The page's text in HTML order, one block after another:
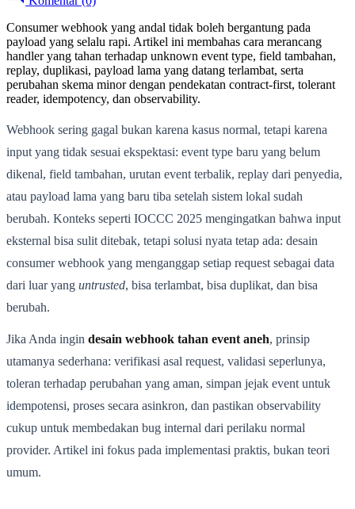
Consumer webhook yang andal tidak boleh bergantung pada
payload yang selalu rapi. Artikel ini membahas cara merancang
handler yang tahan terhadap unknown event type, field tambahan,
replay, duplikasi, payload lama yang datang terlambat, serta
perubahan skema minor dengan pendekatan contract-first, tolerant
reader, idempotency, dan observability.
Webhook sering gagal bukan karena kasus normal, tetapi karena
input yang tidak sesuai ekspektasi: event type baru yang belum
dikenal, field tambahan, urutan event terbalik, replay dari penyedia,
atau payload lama yang baru tiba setelah sistem lokal sudah
berubah. Konteks seperti IOCCC 2025 mengingatkan bahwa input
eksternal bisa sulit ditebak, tetapi solusi nyata tetap ada: desain
consumer webhook yang menganggap setiap request sebagai data
dari luar yang untrusted, bisa terlambat, bisa duplikat, dan bisa
berubah.
Jika Anda ingin desain webhook tahan event aneh, prinsip
utamanya sederhana: verifikasi asal request, validasi seperlunya,
toleran terhadap perubahan yang aman, simpan jejak event untuk
idempotensi, proses secara asinkron, dan pastikan observability
cukup untuk membedakan bug internal dari perilaku normal
provider. Artikel ini fokus pada implementasi praktis, bukan teori
umum.